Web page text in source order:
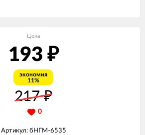
Цена
193 ₽
экономия
11%
217₽
0
Артикул: бНГМ-6535